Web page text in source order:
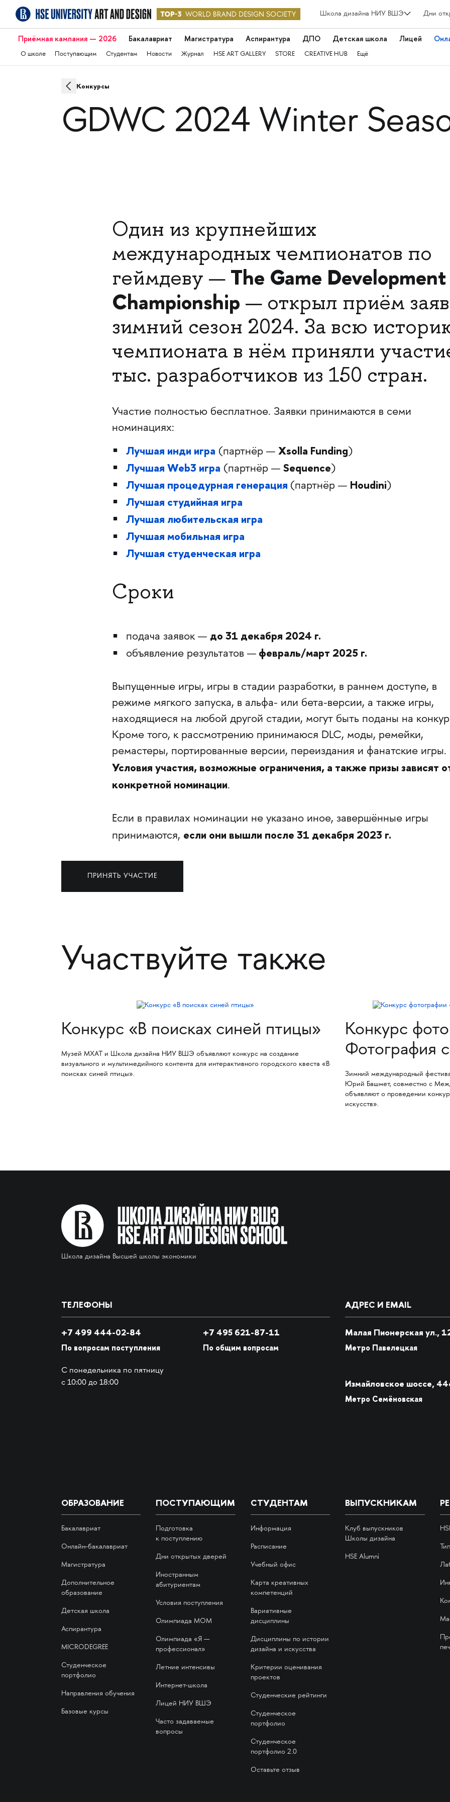
Школа дизайна НИУ ВШЭ Дни
Приёмная кампания — 2026 Бакалавриат Магистратура Аспирантура ДПО Детская школа Лицей
О школе Поступающим Студентам Новости Журнал HSE ART GALLERY STORE CREATIVE HUB Ещё
Конкурсы
GDWC 2024 Winter
Один из крупнейших
международных чемпионатов по
геймдеву — The Game
Championship — открыл приём
зимний сезон 2024. За всю
чемпионата в нём приняли
тыс. разработчиков из 150 стран.
Участие полностью бесплатное. Заявки принимаются в семи
номинациях:
Лучшая инди игра (партнёр — Xsolla Funding)
Лучшая Web3 игра (партнёр — Sequence)
Лучшая процедурная генерация (партнёр — Houdini)
Лучшая студийная игра
Лучшая любительская игра
Лучшая мобильная игра
Лучшая студенческая игра
Сроки
подача заявок — до 31 декабря 2024 г.
объявление результатов —февраль/март 2025 г.
Выпущенные игры, игры в стадии разработки, в раннем доступе, в
режиме мягкого запуска, в альфа- или бета-версии, а также игры,
находящиеся на любой другой стадии, могут быть поданы на
Кроме того, к рассмотрению принимаюся DLC, моды, ремейки,
ремастеры, портированные версии, переиздания и фанатские игры.
Условия участия, возможные ограничения, а также призы зависят
конкретной номинации.
Если в правилах номинации не указано иное, завершённые игры
принимаются, если они вышли после 31 декабря 2023 г.
ПРИНЯТЬ УЧАСТИЕ
Участвуйте также
Конкурс «В поисках синей птицы»
Музей МХАТ и Школа дизайна НИУ ВШЭ объявляют конкурс на создание
визуального и мультимедийного контента для интерактивного городского квеста «В
поисках синей птицы».
Конкурс
Фотография
Зимний международный
Юрий Башмет, совместно с
объявляют о проведении
искусств».
Школа дизайна Высшей школы экономики
ТЕЛЕФОНЫ
+7 499 444-02-84
По вопросам поступления
С понедельника по пятницу
с 10:00 до 18:00
+7 495 621-87-11
По общим вопросам
АДРЕС И EMAIL
Малая Пионерская ул.,
Метро Павелецкая
Измайловское шоссе,
Метро Семёновская
ОБРАЗОВАНИЕ
Бакалавриат
Онлайн-бакалавриат
Магистратура
Дополнительное
образование
Детская школа
Аспирантура
MICRODEGREE
Студенческое
портфолио
Направления обучения
Базовые курсы
ПОСТУПАЮЩИМ
Подготовка
к поступлению
Дни открытых дверей
Иностранным
абитуриентам
Условия поступления
Олимпиада МОМ
Олимпиада «Я —
профессионал»
Летние интенсивы
Интернет-школа
Лицей НИУ ВШЭ
Часто задаваемые
вопросы
СТУДЕНТАМ
Информация
Расписание
Учебный офис
Карта креативных
компетенций
Вариативные
дисциплины
Дисциплины по истории
дизайна и искусства
Критерии оценивания
проектов
Студенческие рейтинги
Студенческое
портфолио
Студенческое
портфолио 2.0
Оставьте отзыв
ВЫПУСКНИКАМ
Клуб выпускников
Школы дизайна
HSE Alumni